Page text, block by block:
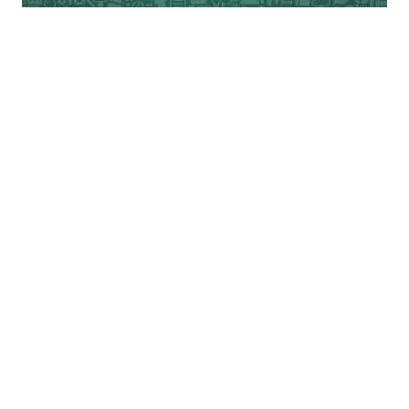
कार की पिछली सीट पर कस्तूरबा के साथ जा बैठीं।